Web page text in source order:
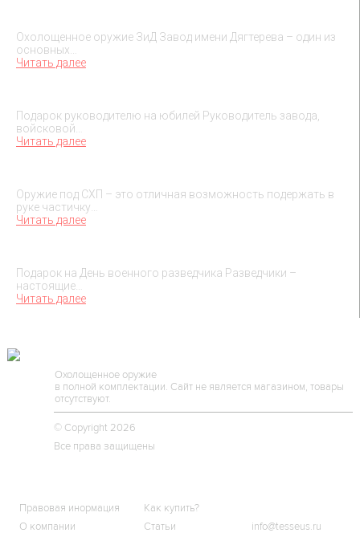
Охолощенное оружие ЗиД Завод имени Дягтерева – один из
основных…
Читать далее
Подарок руководителю на юбилей Руководитель завода,
войсковой…
Читать далее
Оружие под СХП – это отличная возможность подержать в
руке частичку…
Читать далее
Подарок на День военного разведчика Разведчики –
настоящие…
Читать далее
Охолощенное оружие
в полной комплектации. Сайт не является магазином, товары
отсутствуют.
© Copyright 2026
Все права защищены
Правовая инормация
О компании
Как купить?
Статьи
info@tesseus.ru